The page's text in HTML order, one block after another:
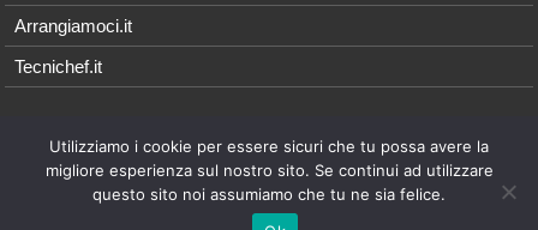
Arrangiamoci.it
Tecnichef.it
© 2026 - Arrangiamoci.it è parte della rete Qonnetwork, i cui contenuti
sono di proprietà esclusiva diQonnecta srl- P.I. 08021571214 |
Legali
Utilizziamo i cookie per essere sicuri che tu possa avere la
migliore esperienza sul nostro sito. Se continui ad utilizzare
questo sito noi assumiamo che tu ne sia felice.